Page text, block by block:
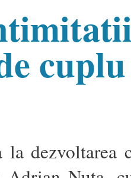
cuplu
la dezvoltarea